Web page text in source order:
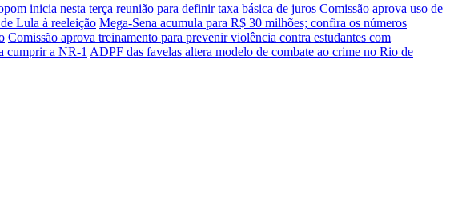
inicia nesta terça reunião para definir taxa básica de juros Comissão aprova uso de
Lula à reeleição Mega-Sena acumula para R$ 30 milhões; confira os números
Comissão aprova treinamento para prevenir violência contra estudantes com
cumprir a NR-1 ADPF das favelas altera modelo de combate ao crime no Rio de